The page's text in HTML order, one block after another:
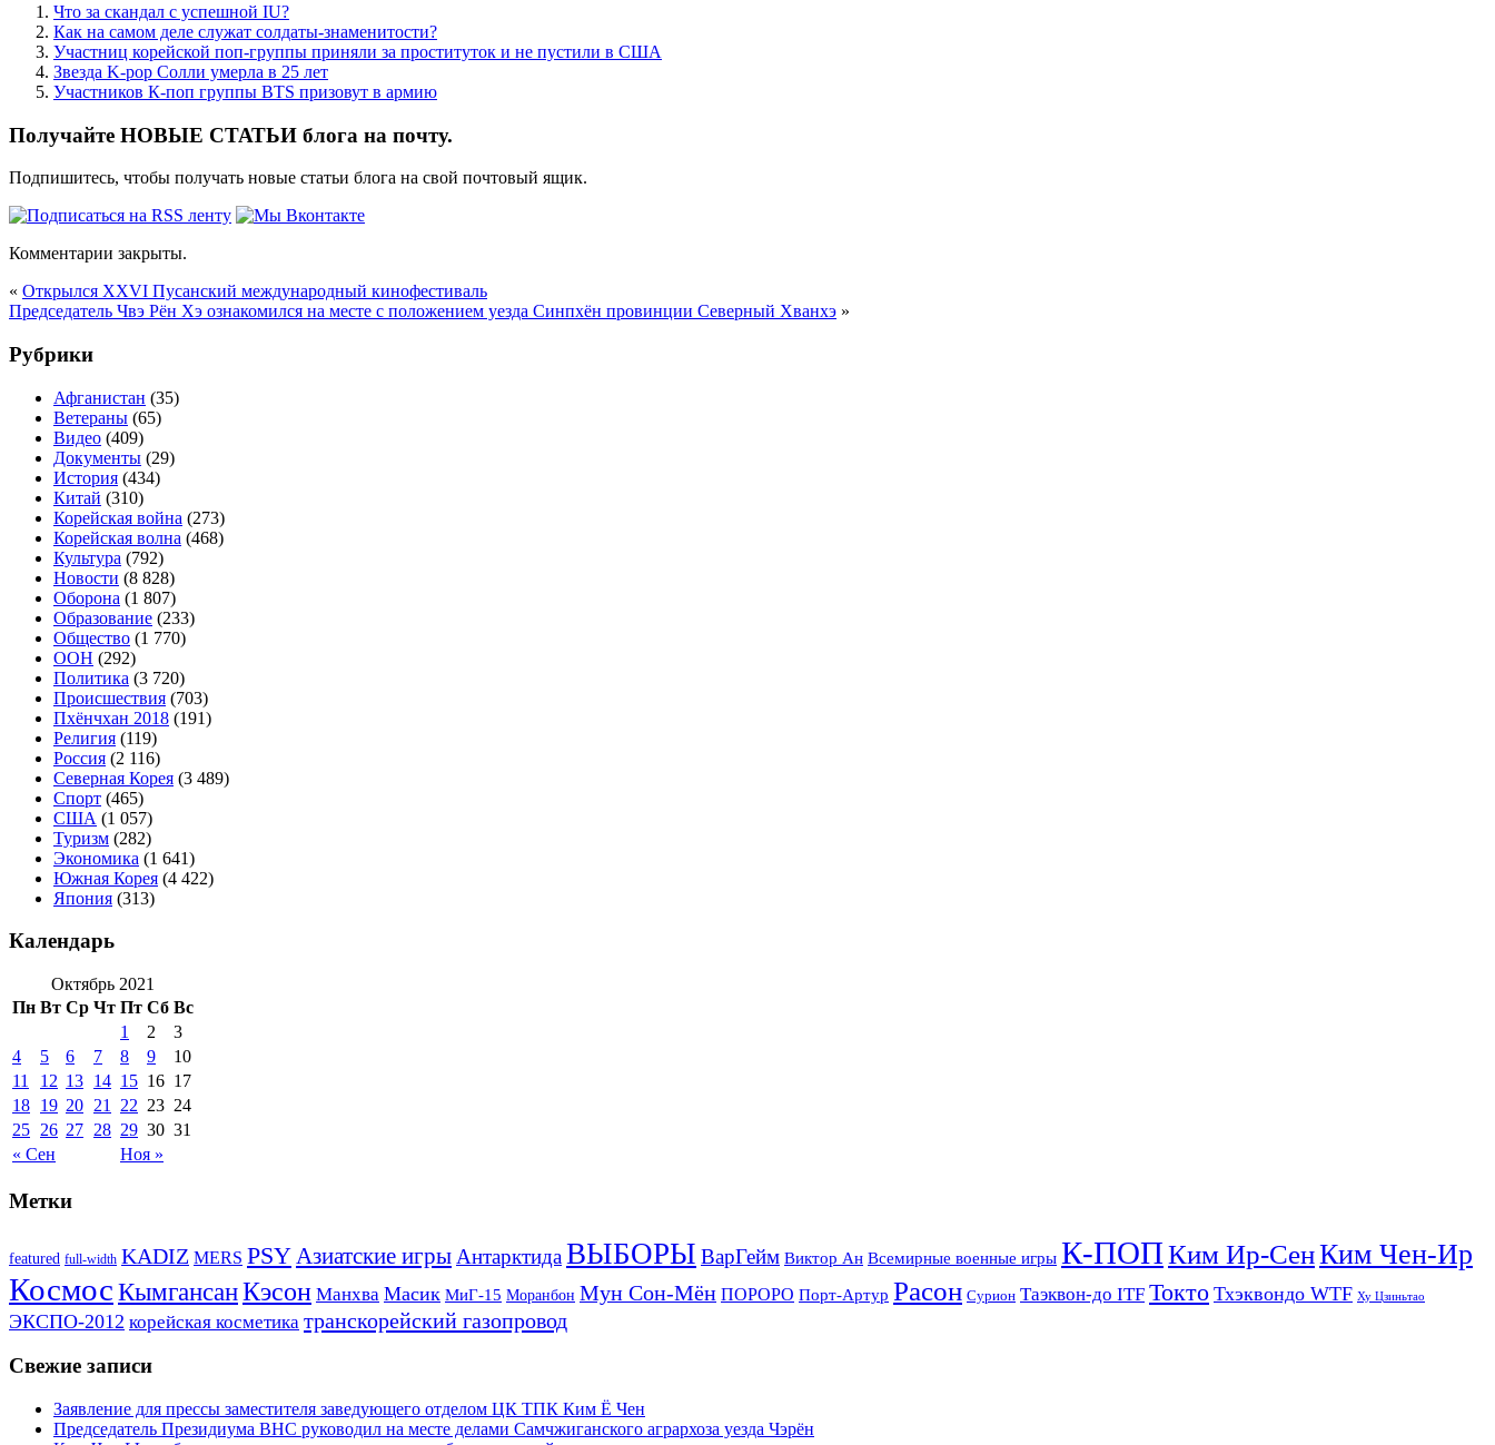
Что за скандал с успешной IU?
Как на самом деле служат солдаты-знаменитости?
Участниц корейской поп-группы приняли за проституток и не пустили в США
Звезда K-pop Солли умерла в 25 лет
Участников К-поп группы BTS призовут в армию
Получайте НОВЫЕ СТАТЬИ блога на почту.
Подпишитесь, чтобы получать новые статьи блога на свой почтовый ящик.
Комментарии закрыты.
« Открылся XXVI Пусанский международный кинофестиваль
Председатель Чвэ Рён Хэ ознакомился на месте с положением уезда Синпхён провинции Северный Хванхэ »
Рубрики
Афганистан (35)
Ветераны (65)
Видео (409)
Документы (29)
История (434)
Китай (310)
Корейская война (273)
Корейская волна (468)
Культура (792)
Новости (8 828)
Оборона (1 807)
Образование (233)
Общество (1 770)
ООН (292)
Политика (3 720)
Происшествия (703)
Пхёнчхан 2018 (191)
Религия (119)
Россия (2 116)
Северная Корея (3 489)
Спорт (465)
США (1 057)
Туризм (282)
Экономика (1 641)
Южная Корея (4 422)
Япония (313)
Календарь
Октябрь 2021
Пн Вт Ср Чт Пт Сб Вс
« Сен Ноя »
1 2
3
4
5 6 7 8 9
10
11
12 13 14 15 16 17
18 19 20 21 22 23 24
25 26 27 28 29 30 31
Метки
featured full-width KADIZ MERS PSY Азиатские игры АнтарктидаВЫБОРЫ ВарГейм Виктор Ан Всемирные военные игры К-ПОПКим Ир-СенКим Чен-Ир
Космос КымгансанКэсон Манхва Масик МиГ-15 Моранбон Мун Сон-Мён ПОРОРО Порт-Артур Расон Сурион Таэквон-до ITF Токто Тхэквондо WTF Ху Цзиньтао
ЭКСПО-2012 корейская косметика транскорейский газопровод
Свежие записи
Заявление для прессы заместителя заведующего отделом ЦК ТПК Ким Ё Чен
Председатель Президиума ВНС руководил на месте делами Самчжиганского агрархоза уезда Чэрён